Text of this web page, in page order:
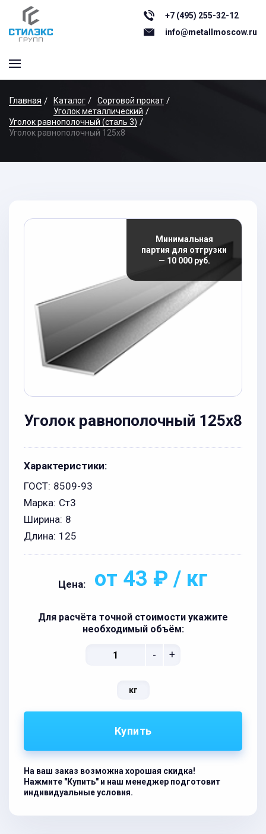
+7 (495) 255-32-12
info@metallmoscow.ru
Главная Каталог
Сортовой прокат
Уголок металлический
Уголок равнополочный (сталь 3)
Уголок равнополочный 125x8
Минимальная
партия для отгрузки
— 10 000 руб.
Уголок равнополочный 125x8
Характеристики:
ГОСТ: 8509-93
Марка: Ст3
Ширина: 8
Длина: 125
Цена: от 43 ₽ / кг
Для расчёта точной стоимости укажите
необходимый объём:
- +
кг
Купить
На ваш заказ возможна хорошая скидка!
Нажмите "Купить" и наш менеджер подготовит
индивидуальные условия.